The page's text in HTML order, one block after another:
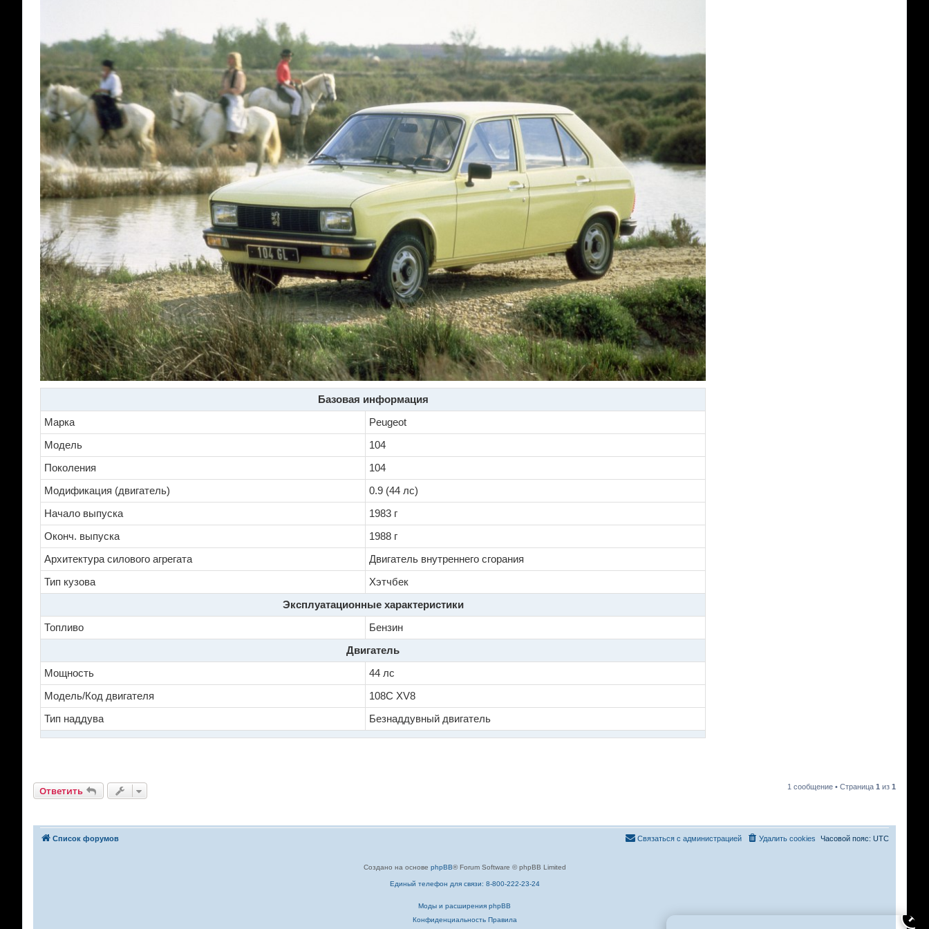
✕
Базовая информация
Марка
Peugeot
Модель
104
Поколения
104
Модификация (двигатель)
0.9 (44 лс)
Начало выпуска
1983 г
Оконч. выпуска
1988 г
Архитектура силового агрегата
Двигатель внутреннего сгорания
Тип кузова
Хэтчбек
Эксплуатационные характеристики
Топливо
Бензин
Двигатель
Мощность
44 лс
Модель/Код двигателя
108C XV8
Тип наддува
Безнаддувный двигатель
Ответить 1 сообщение • Страница 1 из 1
Список форумов Часовой пояс: UTC
Удалить cookies
Связаться с администрацией
Создано на основе phpBB® Forum Software © phpBB Limited
Единый телефон для связи: 8-800-222-23-24
Моды и расширения phpBB
Конфиденциальность Правила